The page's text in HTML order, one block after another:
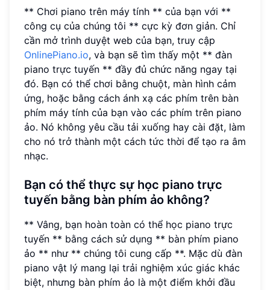
** Chơi piano trên máy tính ** của bạn với **
công cụ của chúng tôi ** cực kỳ đơn giản. Chỉ
cần mở trình duyệt web của bạn, truy cập
OnlinePiano.io, và bạn sẽ tìm thấy một ** đàn
piano trực tuyến ** đầy đủ chức năng ngay tại
đó. Bạn có thể chơi bằng chuột, màn hình cảm
ứng, hoặc bằng cách ánh xạ các phím trên bàn
phím máy tính của bạn vào các phím trên piano
ảo. Nó không yêu cầu tải xuống hay cài đặt, làm
cho nó trở thành một cách tức thời để tạo ra âm
nhạc.
Bạn có thể thực sự học piano trực
tuyến bằng bàn phím ảo không?
** Vâng, bạn hoàn toàn có thể học piano trực
tuyến ** bằng cách sử dụng ** bàn phím piano
ảo ** như ** chúng tôi cung cấp **. Mặc dù đàn
piano vật lý mang lại trải nghiệm xúc giác khác
biệt, nhưng bàn phím ảo là một điểm khởi đầu